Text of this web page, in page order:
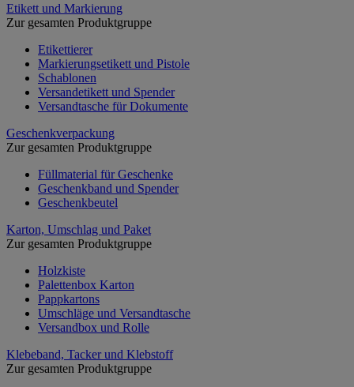
Etikett und Markierung
Zur gesamten Produktgruppe
Etikettierer
Markierungsetikett und Pistole
Schablonen
Versandetikett und Spender
Versandtasche für Dokumente
Geschenkverpackung
Zur gesamten Produktgruppe
Füllmaterial für Geschenke
Geschenkband und Spender
Geschenkbeutel
Karton, Umschlag und Paket
Zur gesamten Produktgruppe
Holzkiste
Palettenbox Karton
Pappkartons
Umschläge und Versandtasche
Versandbox und Rolle
Klebeband, Tacker und Klebstoff
Zur gesamten Produktgruppe